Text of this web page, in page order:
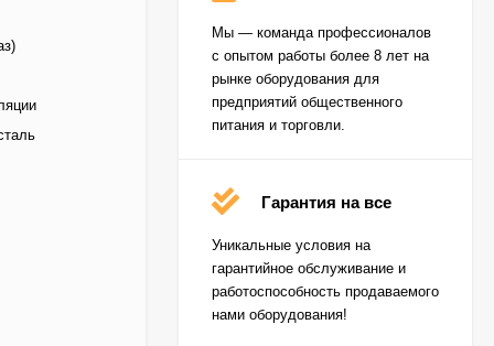
Мы — команда профессионалов
с опытом работы более 8 лет на
рынке оборудования для
предприятий общественного
питания и торговли.
Гарантия на все
Уникальные условия на
гарантийное обслуживание и
работоспособность продаваемого
нами оборудования!